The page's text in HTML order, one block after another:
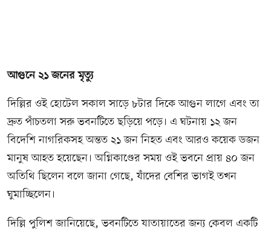
আগুনে ২১ জনের মৃত্যু
দিল্লির ওই হোটেল সকাল সাড়ে ৮টার দিকে আগুন লাগে এবং তা
দ্রুত পাঁচতলা সরু ভবনটিতে ছড়িয়ে পড়ে। এ ঘটনায় ১২ জন
বিদেশি নাগরিকসহ অন্তত ২১ জন নিহত এবং আরও কয়েক ডজন
মানুষ আহত হয়েছেন। অগ্নিকাণ্ডের সময় ওই ভবনে প্রায় ৪০ জন
অতিথি ছিলেন বলে জানা গেছে, যাঁদের বেশির ভাগই তখন
ঘুমাচ্ছিলেন।
দিল্লি পুলিশ জানিয়েছে, ভবনটিতে যাতায়াতের জন্য কেবল একটি